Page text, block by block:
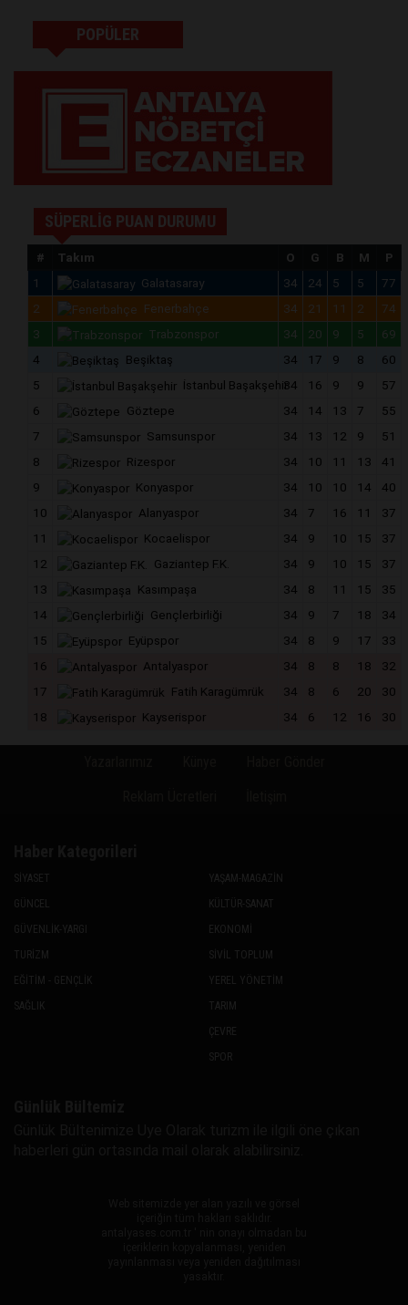
POPÜLER
SÜPERLİG PUAN DURUMU
# Takım O G B M
P
1
Galatasaray 34 24 5 5
77
2
Fenerbahçe 34 21 11 2
74
3
Trabzonspor 34 20 9 5
69
4
Beşiktaş 34 17 9 8
60
5
İstanbul Başakşehir34 16 9 9
57
6
Göztepe 34 14 13 7
55
7
Samsunspor 34 13 12 9
51
8
Rizespor 34 10 11 13
41
9
Konyaspor 34 10 10 14
40
10
Alanyaspor 34 7 16 11
37
11
Kocaelispor 34 9 10 15
37
12
Gaziantep F.K. 34 9 10 15
37
13
Kasımpaşa 34 8 11 15
35
14
Gençlerbirliği 34 9 7 18
34
15
Eyüpspor 34 8 9 17
33
16
Antalyaspor 34 8 8 18
32
17
Fatih Karagümrük 34 8 6 20
30
18
Kayserispor 34 6 12 16 30
SİYASET
GÜNCEL
GÜVENLİK-YARGI
TURİZM
EĞİTİM - GENÇLİK
SAĞLIK
YAŞAM-MAGAZİN
KÜLTÜR-SANAT
EKONOMİ
SİVİL TOPLUM
YEREL YÖNETİM
TARIM
ÇEVRE
SPOR